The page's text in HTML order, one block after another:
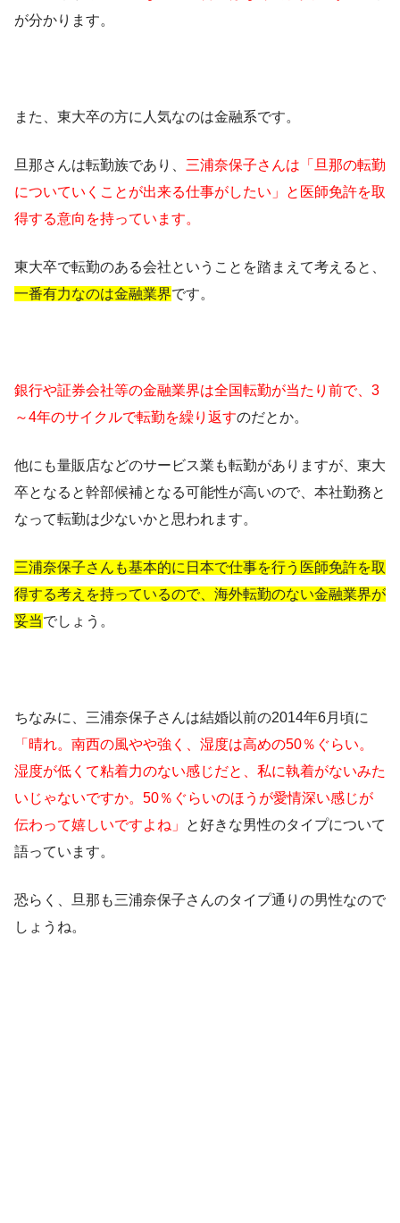
が分かります。
また、東大卒の方に人気なのは金融系です。
旦那さんは転勤族であり、 三浦奈保子さんは「旦那の転勤
についていくことが出来る仕事がしたい」と医師免許を取
得する意向を持っています。
東大卒で転勤のある会社ということを踏まえて考えると、
一番有力なのは金融業界です。
銀行や証券会社等の金融業界は全国転勤が当たり前で、3
～4年のサイクルで転勤を繰り返すのだとか。
他にも量販店などのサービス業も転勤がありますが、東大
卒となると幹部候補となる可能性が高いので、本社勤務と
なって転勤は少ないかと思われます。
三浦奈保子さんも基本的に日本で仕事を行う医師免許を取
得する考えを持っているので、海外転勤のない金融業界が
妥当でしょう。
ちなみに、三浦奈保子さんは結婚以前の2014年6月頃に
「晴れ。南西の風やや強く、湿度は高めの50％ぐらい。
湿度が低くて粘着力のない感じだと、私に執着がないみた
いじゃないですか。50％ぐらいのほうが愛情深い感じが
伝わって嬉しいですよね」
と好きな男性のタイプについて
語っています。
恐らく、旦那も三浦奈保子さんのタイプ通りの男性なので
しょうね。